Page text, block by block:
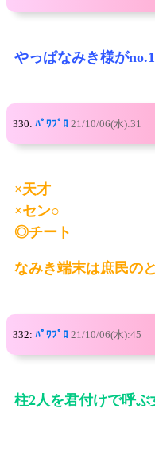
やっぱなみき様が
330: ﾊﾟﾜﾌﾟﾛ 21/10/06(水):31
×天才
×セン○
◎チート
なみき端末は庶民の
332: ﾊﾟﾜﾌﾟﾛ 21/10/06(水):45
柱2人を君付けで呼ぶ